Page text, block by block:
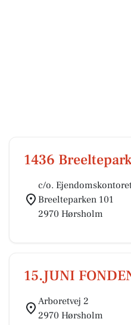
1436
c/o.
Breelteparken 101
2970 Hørsholm
15.JUNI
Arboretvej 2
2970 Hørsholm